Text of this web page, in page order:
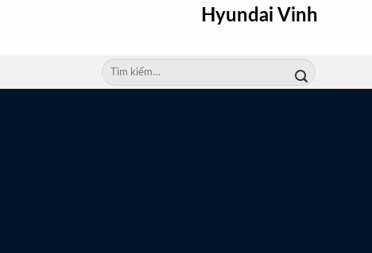
Hyundai Vinh
Tìm
kiếm: